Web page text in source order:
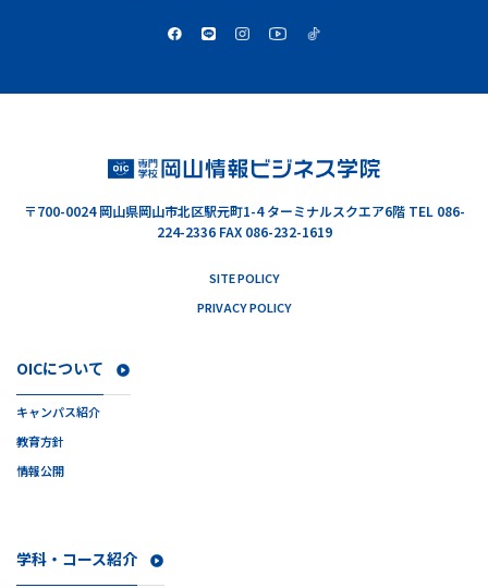
〒700-0024岡山県岡山市北区駅元町1-4 ターミナルスクエア6階TEL 086-
224-2336 FAX 086-232-1619
SITE POLICY
PRIVACY POLICY
OICについて
キャンパス紹介
教育方針
情報公開
学科・コース紹介